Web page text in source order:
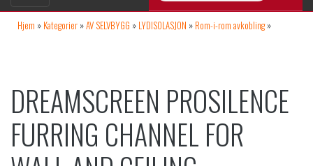
Hjem » Kategorier »AV SELVBYGG » LYDISOLASJON » Rom-i-rom avkobling»
DREAMSCREEN PROSILENCE
FURRING CHANNEL FOR